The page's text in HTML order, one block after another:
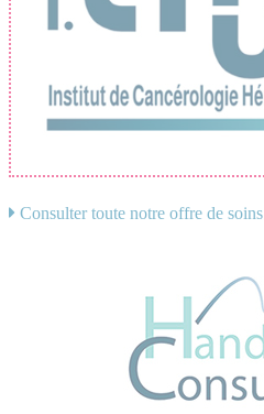
Consulter toute notre offre de soins